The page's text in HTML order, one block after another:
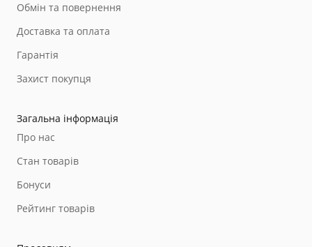
Обмін та повернення
Доставка та оплата
Гарантія
Захист покупця
Загальна інформація
Про нас
Стан товарів
Бонуси
Рейтинг товарів